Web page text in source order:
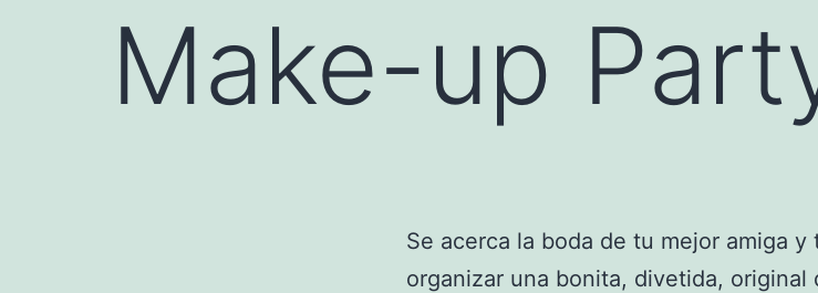
Make-up
Se acerca la boda de tu mejor amiga
organizar una bonita, divetida, original